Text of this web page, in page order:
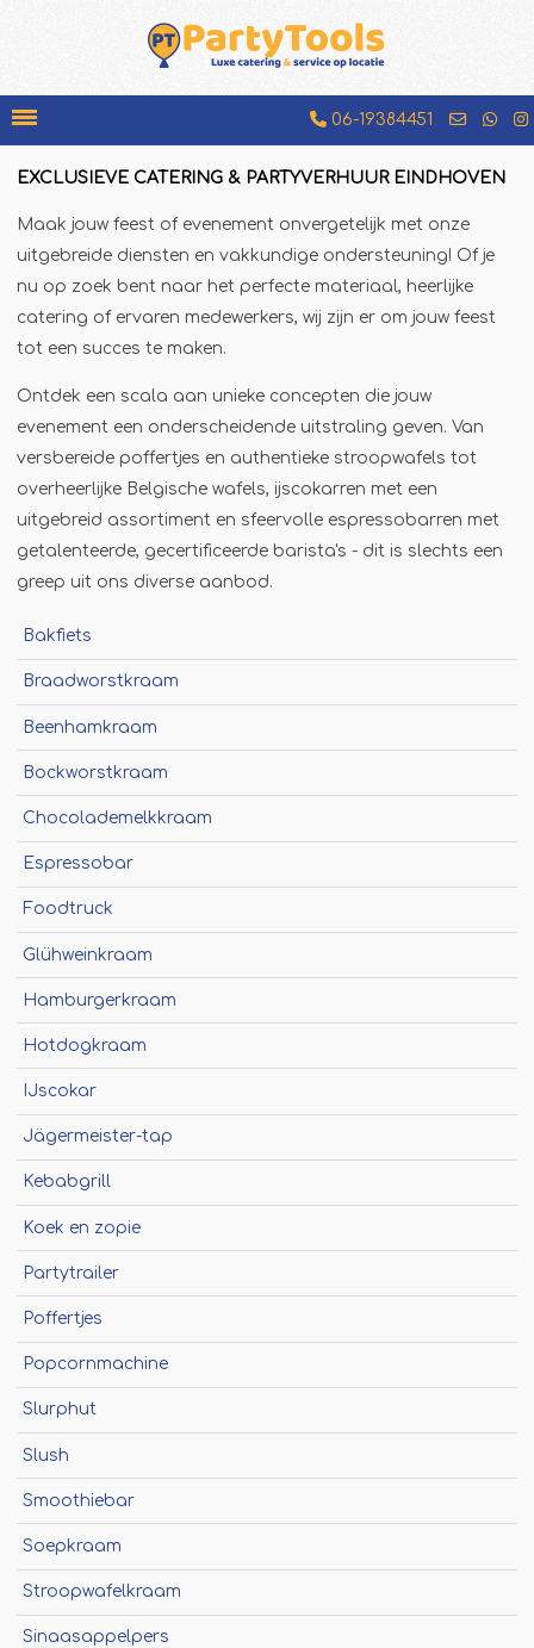
06-19384451
Chocolademelkkraam
Espressobar
Glühweinkraam
Hotdogkraam
IJscokar
Jägermeister-tap
Kebabgrill
Partytrailer
Poffertjes
Slush
Slurphut
Soepkraam
Stroopwafelkraam
Sinaasappelpers
Suikerspinmachine
Wafelkraam
Winterkraam
EXCLUSIEVE CATERING & PARTYVERHUUR EINDHOVEN
Maak jouw feest of evenement onvergetelijk met onze
uitgebreide diensten en vakkundige ondersteuning! Of je
nu op zoek bent naar het perfecte materiaal, heerlijke
catering of ervaren medewerkers, wij zijn er om jouw feest
tot een succes te maken.
Ontdek een scala aan unieke concepten die jouw
evenement een onderscheidende uitstraling geven. Van
versbereide poffertjes en authentieke stroopwafels tot
overheerlijke Belgische wafels, ijscokarren met een
uitgebreid assortiment en sfeervolle espressobarren met
getalenteerde, gecertificeerde barista's - dit is slechts een
greep uit ons diverse aanbod.
Bakfiets
Braadworstkraam
Beenhamkraam
Bockworstkraam
Chocolademelkkraam
Espressobar
Foodtruck
Glühweinkraam
Hamburgerkraam
Hotdogkraam
IJscokar
Jägermeister-tap
Kebabgrill
Koek en zopie
Partytrailer
Poffertjes
Popcornmachine
Slurphut
Slush
Smoothiebar
Soepkraam
Stroopwafelkraam
Sinaasappelpers